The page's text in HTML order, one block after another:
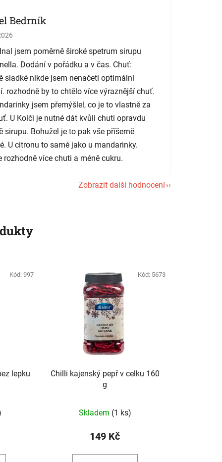
Bedrník
obchodu je 5 z 5 hvězdiček.
jsem poměrně široké spetrum sirupu
Dodání v pořádku a v čas. Chuť:
sladké nikde jsem nenačetl optimální
rozhodně by to chtělo více výraznější chuť.
jsem přemýšlel, co je to vlastně za
U Kolči je nutné dát kvůli chuti opravdu
sirupu. Bohužel je to pak vše příšerně
U citronu to samé jako u mandarinky.
rozhodně více chuti a méně cukru.
Zobrazit další hodnocení
lepku
Kód: 997
Chilli kajenský pepř v celku 160
g
Skladem (1 ks)
149 Kč
Kód: 5673